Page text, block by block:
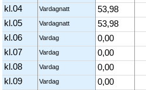
kl.04
Vardagnatt
53,98
kl.05
Vardagnatt
53,98
kl.06
Vardag
0,00
kl.07
Vardag
0,00
kl.08
Vardag
0,00
kl.09
Vardag
0,00